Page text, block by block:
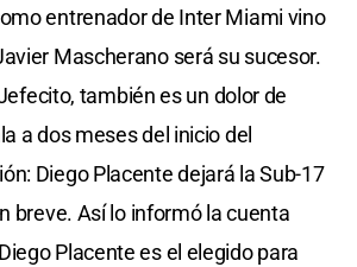
entrenador de Inter Miami vino
Mascherano será su sucesor.
también es un dolor de
a dos meses del inicio del
Diego Placente dejará la Sub-17
breve. Así lo informó la cuenta
Placente es el elegido para